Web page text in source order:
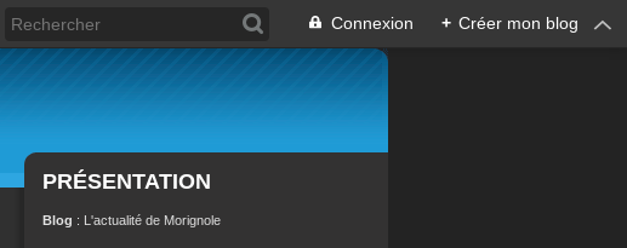
Connexion + Créer mon blog
PRÉSENTATION
Blog : L'actualité de Morignole